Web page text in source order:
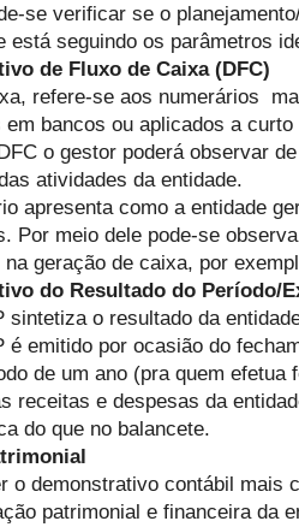
se verificar se o
está seguindo os parâmetros
de Fluxo de Caixa (DFC)
refere-se aos numerários
em bancos ou aplicados a
o gestor poderá observar
atividades da entidade.
apresenta como a entidade
Por meio dele pode-se
geração de caixa, por
do Resultado do Período/
sintetiza o resultado da
é emitido por ocasião do
de um ano (pra quem efetua
receitas e despesas da
do que no balancete.
o demonstrativo contábil mais
patrimonial e financeira da